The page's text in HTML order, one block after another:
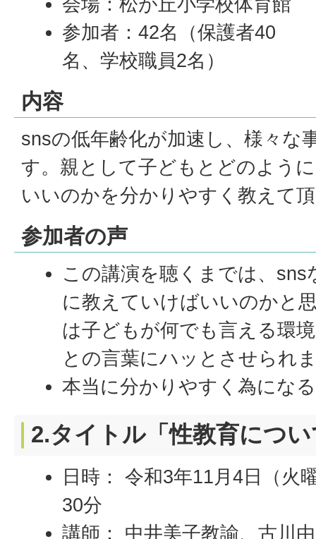
参加者：42名（保護者40
名、学校職員2名）
内容
snsの低年齢化が加速し、様々な
す。親として子どもとどのよう
いいのかを分かりやすく教えて
参加者の声
この講演を聴くまでは、
に教えていけばいいのかと
は子どもが何でも言える環
との言葉にハッとさせられ
本当に分かりやすく為にな
2.タイトル「性教育につ
日時： 令和3年11月4日（火
30分
講師： 中井美子教諭、古川